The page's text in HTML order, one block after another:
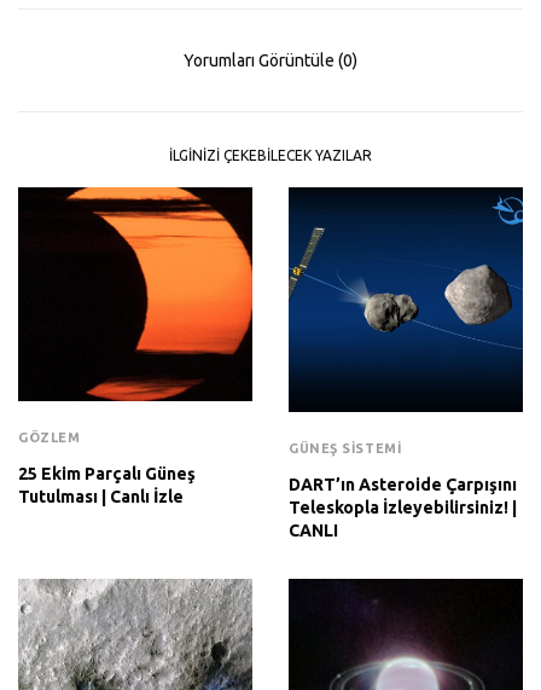
Yorumları Görüntüle (0)
İLGINIZI ÇEKEBILECEK YAZILAR
GÖZLEM
25 Ekim Parçalı Güneş
Tutulması | Canlı İzle
GÜNEŞ SISTEMI
DART’ın Asteroide Çarpışını
Teleskopla İzleyebilirsiniz! |
CANLI